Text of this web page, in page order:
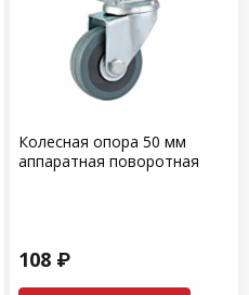
Колесная опора 50 мм
аппаратная поворотная
108 ₽